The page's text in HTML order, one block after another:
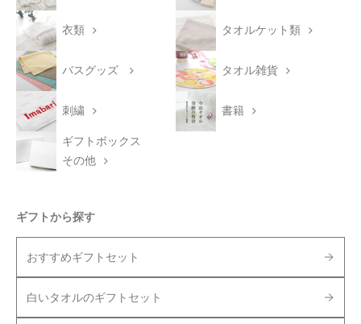
衣類 タオルケット類
バスグッズ タオル雑貨
刺繍 書籍
ギフトボックス
その他
ギフトから探す
おすすめギフトセット
白いタオルのギフトセット